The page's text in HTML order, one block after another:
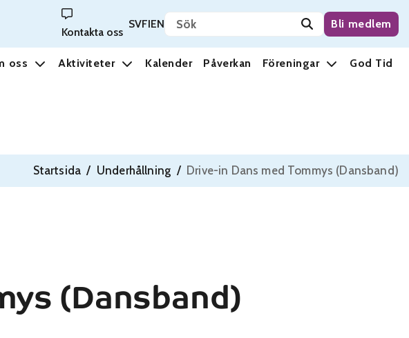
Kontakta oss
Svenska
SVSuomi
FIEnglish
ENSök på sidan Bli medlem
oss Aktiviteter Kalender Påverkan Föreningar God Tid
Startsida / Underhållning / Drive-in Dans med Tommys (Dansband)
(Dansband)